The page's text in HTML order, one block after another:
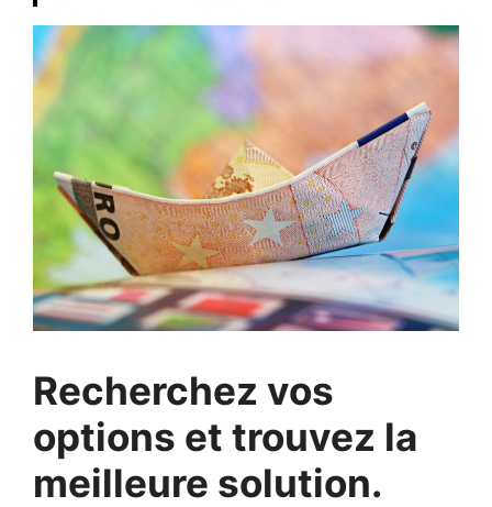
Recherchez vos
options et trouvez la
meilleure solution.